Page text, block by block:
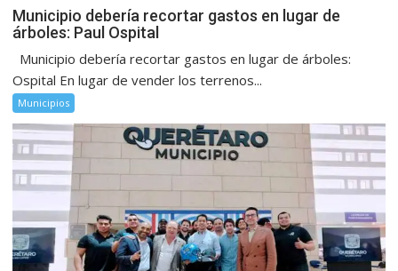
Municipio debería recortar gastos en lugar de
árboles: Paul Ospital
Municipio debería recortar gastos en lugar de árboles:
Ospital En lugar de vender los terrenos...
Municipios